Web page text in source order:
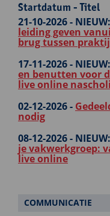
Startdatum - Titel
21-10-2026 - NIEUW:
leiding geven
brug tussen
17-11-2026 - NIEUW:
en benutten voor
live online
02-12-2026 -
nodig
08-12-2026 - NIEUW:
je vakwerkgroep:
live online
COMMUNICATIE